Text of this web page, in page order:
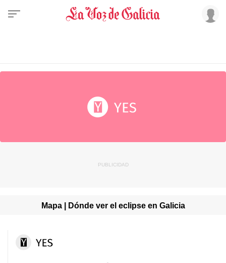
Mapa | Dónde ver el eclipse en Galicia